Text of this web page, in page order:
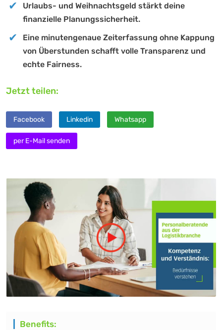
Urlaubs- und Weihnachtsgeld stärkt deine
finanzielle Planungssicherheit.
Eine minutengenaue Zeiterfassung ohne Kappung
von Überstunden schafft volle Transparenz und
echte Fairness.
Jetzt teilen:
Facebook Linkedin Whatsapp
per E-Mail senden
Benefits: